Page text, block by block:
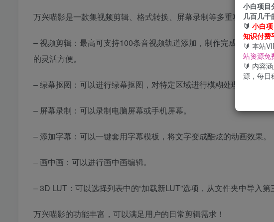
万兴喵影是一款集视频剪辑、格式转换、屏幕录制等多重功能为一
– 视频剪辑：最高可支持100条音视频轨道添加，制作完成后也支
的灵活方便。
– 绿幕抠图：可以进行绿幕抠图，对特定区域进行模糊处理。
– 屏幕录制：可以录制电脑屏幕或手机屏幕。
– 添加字幕：可以一键套用字幕模板，将文字变成酷炫的动画效果。
– 画中画：可以进行画中画编辑。
– 3D LUT：可以选择列表中的“加载新LUT”选项，从文件夹中导入第
万兴喵影的功能丰富，可以满足用户的日常剪辑需求！
小白项目
几百几千
🔰 小白
知识付费
🔰 本站
站资源免
🔰 内容
源，每日